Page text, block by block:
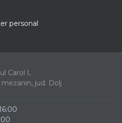
personal
Carol I,
mezanin, jud. Dolj